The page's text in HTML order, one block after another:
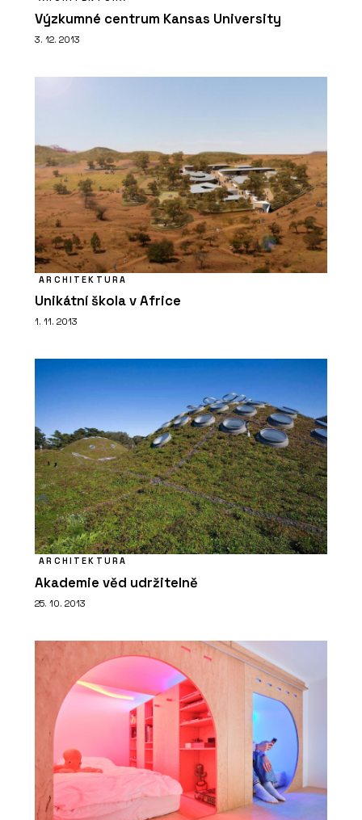
Výzkumné centrum Kansas University
3. 12. 2013
ARCHITEKTURA
Unikátní škola v Africe
1. 11. 2013
ARCHITEKTURA
Akademie věd udržitelně
25. 10. 2013